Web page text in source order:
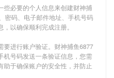
些必要的个人信息来创建财神捕
密码、电子邮件地址、手机号码
以确保顺利完成注册。
进行账户验证。 财神捕鱼6877
机号码发送一条验证信息，您需
于确保账户的安全性，并防止